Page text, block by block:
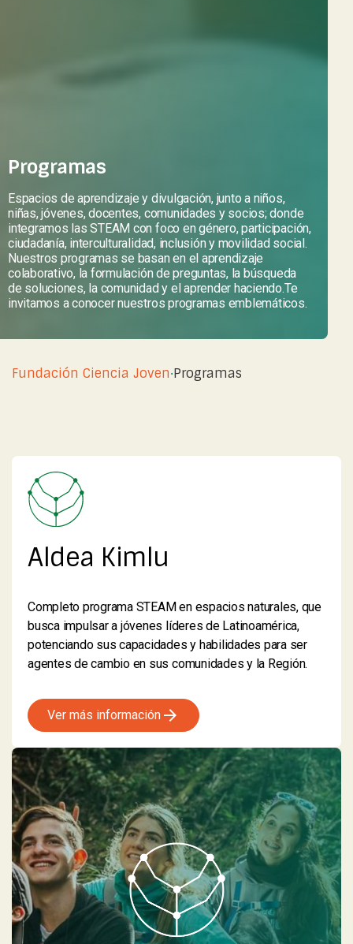
Programas
Espacios de aprendizaje y divulgación, junto a niños,
niñas, jóvenes, docentes, comunidades y socios; donde
integramos las STEAM con foco en género, participación,
ciudadanía, interculturalidad, inclusión y movilidad social.
Nuestros programas se basan en el aprendizaje
colaborativo, la formulación de preguntas, la búsqueda
de soluciones, la comunidad y el aprender haciendo.Te
invitamos a conocer nuestros programas emblemáticos.
Fundación Ciencia Joven·Programas
Aldea Kimlu
Completo programa STEAM en espacios naturales, que
busca impulsar a jóvenes líderes de Latinoamérica,
potenciando sus capacidades y habilidades para ser
agentes de cambio en sus comunidades y la Región.
Ver más información arrow_forward